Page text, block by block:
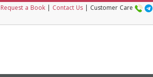
Request a Book Contact Us Customer Care